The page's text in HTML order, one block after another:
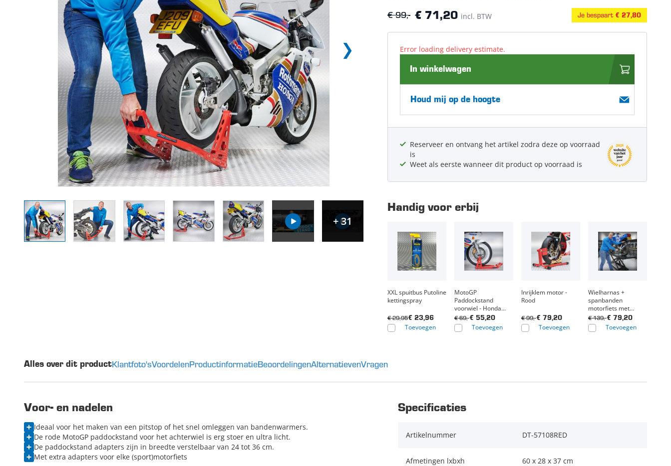
+ 31
€ 99,- € 71,20 incl. BTW Je bespaart € 27,80
Error loading delivery estimate.
In winkelwagen
Houd mij op de hoogte
Reserveer en ontvang het artikel zodra deze op voorraad
is
Weet als eerste wanneer dit product op voorraad is
Handig voor erbij
XXL spuitbus Putoline
kettingspray
€ 23,96
€ 29,95
Toevoegen
MotoGP
Paddockstand
voorwiel - Honda
rood € 55,20
€ 69,-
Toevoegen
Inrijklem motor -
Rood
€ 79,20
€ 99,-
Toevoegen
Wielharnas +
spanbanden
motorfiets met
tankbescherming
€ 79,20
€ 139,-
Toevoegen
Alles over dit productKlantfoto'sVoordelenProductinformatieBeoordelingenAlternatievenVragen
Specificaties
Artikelnummer DT-57108RED
Afmetingen lxbxh 60 x 28 x 37 cm
Voor- en nadelen
Ideaal voor het maken van een pitstop of het snel omleggen van bandenwarmers.
De rode MotoGP paddockstand voor het achterwiel is erg stoer en ultra licht.
De paddockstand adapters zijn in breedte verstelbaar van 24 tot 36 cm.
Met extra adapters voor elke (sport)motorfiets